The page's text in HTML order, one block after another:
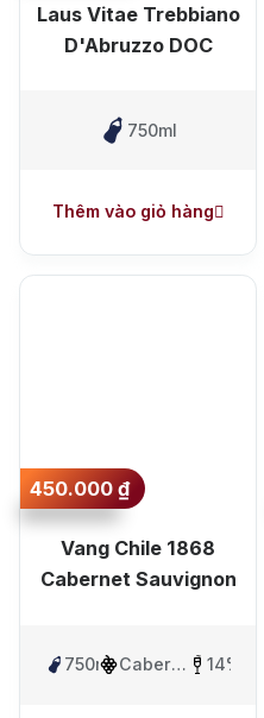
Rượu Vang
Rượu Vang Đỏ
Blended
Laus Vitae Trebbiano
D'Abruzzo DOC
750ml
Thêm vào giỏ hàng
450.000₫
Vang Chile 1868
Cabernet Sauvignon
750ml Cabernet 14%